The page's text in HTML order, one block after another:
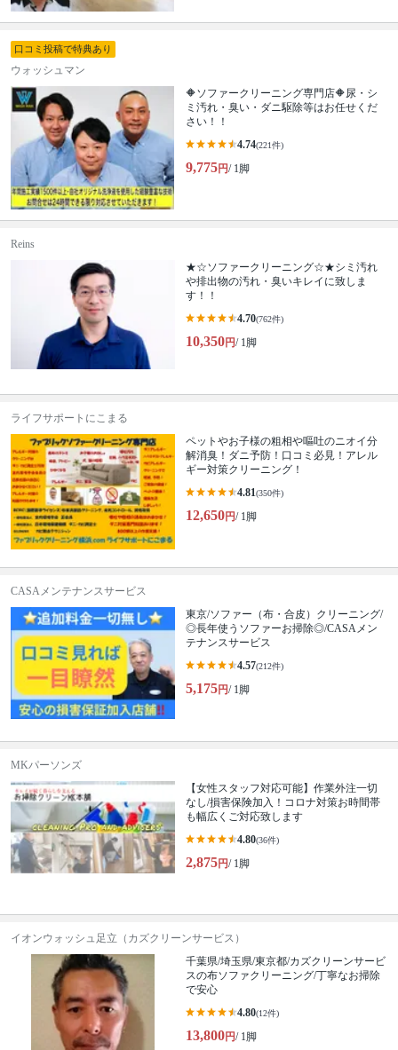
口コミ投稿で特典あり
ウォッシュマン
🔶ソファークリーニング専門店🔶尿・シ
ミ汚れ・臭い・ダニ駆除等はお任せくだ
さい！！
4.74(221件)
9,775円/ 1脚
Reins
★☆ソファークリーニング☆★シミ汚れ
や排出物の汚れ・臭いキレイに致しま
す！！
4.70(762件)
10,350円/ 1脚
ライフサポートにこまる
ペットやお子様の粗相や嘔吐のニオイ分
解消臭！ダニ予防！口コミ必見！アレル
ギー対策クリーニング！
4.81(350件)
12,650円/ 1脚
CASAメンテナンスサービス
東京/ソファー（布・合皮）クリーニング/
◎長年使うソファーお掃除◎/CASAメン
テナンスサービス
4.57(212件)
5,175円/ 1脚
MKパーソンズ
【女性スタッフ対応可能】作業外注一切
なし/損害保険加入！コロナ対策お時間帯
も幅広くご対応致します
4.80(36件)
2,875円/ 1脚
イオンウォッシュ足立（カズクリーンサービス）
千葉県/埼玉県/東京都/カズクリーンサービ
スの布ソファクリーニング/丁寧なお掃除
で安心
4.80(12件)
13,800円/ 1脚